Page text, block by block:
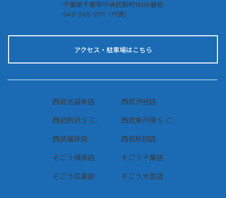
千葉県千葉市中央区新町1000番地
043-245-2111（代表）
西武池袋本店 西武渋谷店
西武東戸塚Ｓ.Ｃ.
西武所沢Ｓ.Ｃ.
西武福井店 西武秋田店
そごう横浜店 そごう千葉店
そごう大宮店
そごう広島店
アクセス・駐車場はこちら